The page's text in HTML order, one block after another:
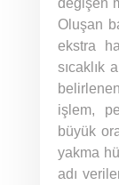
değişen
Oluşan
ekstra
sıcaklık
işlem,
büyük
yakma
adı